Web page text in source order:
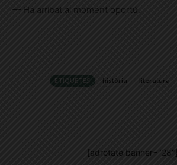
— Ha arribat al moment oportú.
ETIQUETES història literatura
[adrotate banner="28"]